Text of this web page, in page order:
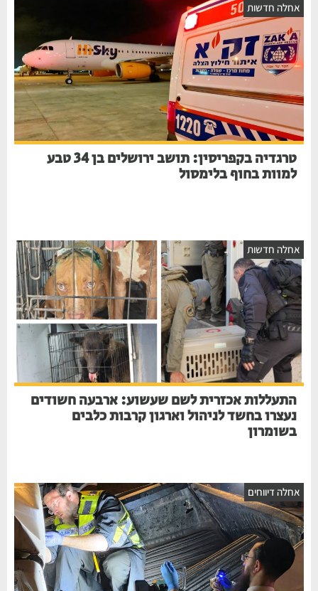
אחלה חדשות
טרגדיה בקפריסין: תושב ירושלים בן 34 טבע
למוות בחוף בלימסול
אחלה חדשות
התעללות אכזרית לשם שעשוע: ארבעה חשודים
נעצרו בחשד לניהול וארגון קרבות כלבים
בשומרון
אחלה דיווחים